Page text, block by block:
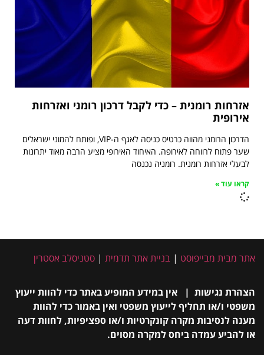
אזרחות רומנית – כדי לקבל דרכון רומני ואזרחות
אירופית
הדרכון הרומני מהווה כרטיס כניסה לאגף ה-VIP, ופותח להמוני ישראלים
שער פתוח לרווחה לאירופה. האיחוד האירופי מציע הרבה מאוד יתרונות
לבעלי אזרחות רומנית. רומניה נכנסה
קראו עוד »
אתר מבית מבייפוסט | בניית אתר תדמית | סטניסלב אסטרין
הצהרת נגישות | אין במידע המופיע באתר כדי להוות ייעוץ
משפטי ו/או תחליף לייעוץ משפטי ואין באמור כדי להוות
מענה לנסיבות מקרה קונקרטיות ו/או ספציפיות, לחוות דעה
או להביע עמדה ביחס למקרה מסוים.